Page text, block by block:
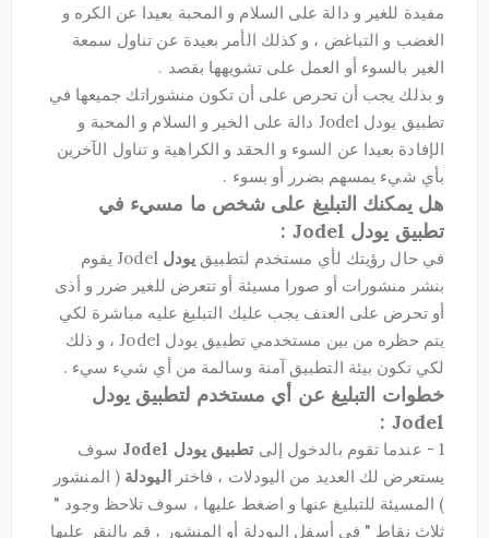
مفيدة للغير و دالة على السلام و المحبة بعيدا عن الكره و
الغضب و التباغض ، و كذلك الأمر بعيدة عن تناول سمعة
الغير بالسوء أو العمل على تشويهها بقصد .
و بذلك يجب أن تحرص على أن تكون منشوراتك جميعها في
تطبيق يودل Jodel دالة على الخير و السلام و المحبة و
الإفادة بعيدا عن السوء و الحقد و الكراهية و تناول الآخرين
بأي شيء يمسهم بضرر أو بسوء .
هل يمكنك التبليغ على شخص ما مسيء في
تطبيق يودل Jodel :
في حال رؤيتك لأي مستخدم لتطبيق يودل
Jodel يقوم
بنشر منشورات أو صورا مسيئة أو تتعرض للغير ضرر و أذى
أو تحرض على العنف يجب عليك التبليغ عليه مباشرة لكي
يتم حظره من بين مستخدمي تطبيق يودل Jodel ، و ذلك
لكي تكون بيئة التطبيق آمنة وسالمة من أي شيء سيء .
خطوات التبليغ عن أي مستخدم لتطبيق يودل
Jodel :
1 - عندما تقوم بالدخول إلى تطبيق يودل Jodel
سوف
يستعرض لك العديد من اليودلات ، فاختراليودلة ( المنشور
) المسيئة للتبليغ عنها و اضغط عليها ، سوف تلاحظ وجود "
ثلاث نقاط " في أسفل اليودلة أو المنشور ، قم بالنقر عليها